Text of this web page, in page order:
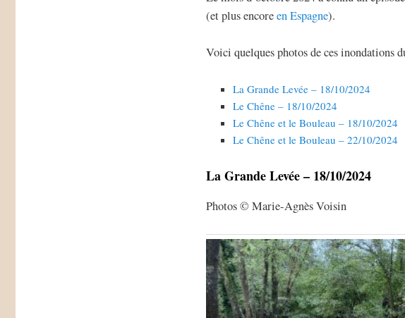
(et plus encoreen Espagne).
Voici quelques photos de ces inondations
La Grande Levée – 18/10/2024
Le Chêne – 18/10/2024
Le Chêne et le Bouleau – 18/10/2024
Le Chêne et le Bouleau – 22/10/2024
La Grande Levée – 18/10/2024
Photos © Marie-Agnès Voisin